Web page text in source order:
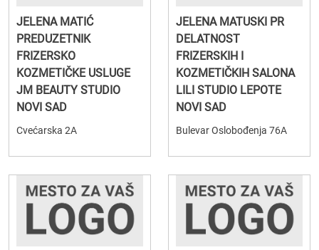
JELENA MATIĆ
PREDUZETNIK
FRIZERSKO
KOZMETIČKE USLUGE
JM BEAUTY STUDIO
NOVI SAD
Cvećarska 2A
JELENA MATUSKI PR
DELATNOST
FRIZERSKIH I
KOZMETIČKIH SALONA
LILI STUDIO LEPOTE
NOVI SAD
Bulevar Oslobođenja 76A